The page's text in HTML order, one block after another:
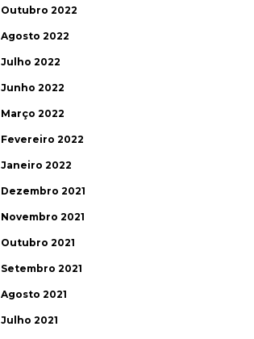
Outubro 2022
Agosto 2022
Julho 2022
Junho 2022
Março 2022
Fevereiro 2022
Janeiro 2022
Dezembro 2021
Novembro 2021
Outubro 2021
Setembro 2021
Agosto 2021
Julho 2021